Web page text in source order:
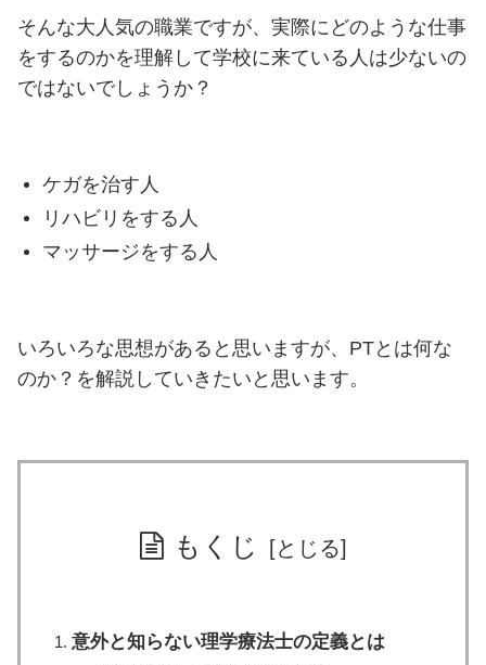
そんな大人気の職業ですが、実際にどのような仕事
をするのかを理解して学校に来ている人は少ないの
ではないでしょうか？
ケガを治す人
リハビリをする人
マッサージをする人
いろいろな思想があると思いますが、PTとは何な
のか？を解説していきたいと思います。
もくじ
意外と知らない理学療法士の定義とは